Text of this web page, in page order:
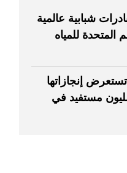
شبابية عالمية
المتحدة للمياه
إنجازاتها
مستفيد في